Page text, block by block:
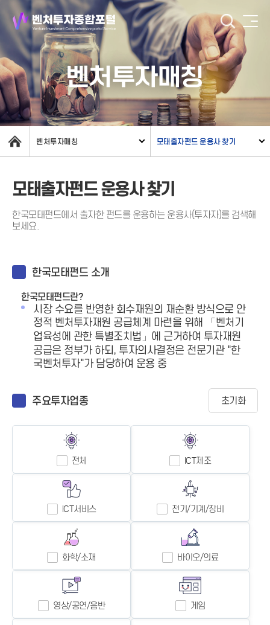
벤처투자매칭
벤처투자매칭 모태출자펀드 운용사 찾기
모태출자펀드 운용사 찾기
한국모태펀드에서 출자한 펀드를 운용하는 운용사(투자자)를 검색해
보세요.
한국모태펀드 소개
한국모태펀드란?
시장 수요를 반영한 회수재원의 재순환 방식으로 안
정적 벤처투자재원 공급체계 마련을 위해 「벤처기
업육성에 관한 특별조치법」에 근거하여 투자재원
공급은 정부가 하되, 투자의사결정은 전문기관 "한
국벤처투자"가 담당하여 운용 중
주요투자업종 초기화
전체 ICT제조
ICT서비스 전기/기계/장비
화학/소재 바이오/의료
영상/공연/음반 게임